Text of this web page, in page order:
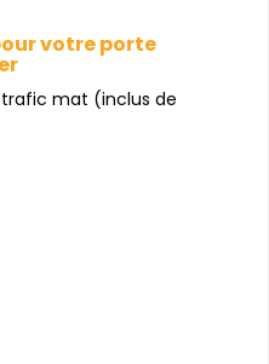
votre porte
trafic mat (inclus de